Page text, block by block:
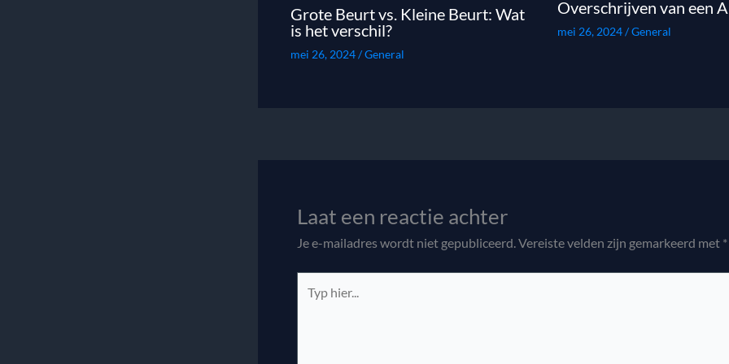
Grote Beurt vs. Kleine Beurt: Wat
is het verschil?
mei 26, 2024/General
Overschrijven van een
mei 26, 2024/General
Laat een reactie achter
Je e-mailadres wordt niet gepubliceerd. Vereiste velden zijn gemarkeerd met *
hier...